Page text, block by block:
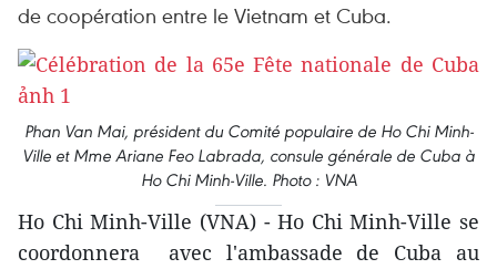
de coopération entre le Vietnam et Cuba.
Phan Van Mai, président du Comité populaire de Ho Chi Minh-
Ville et Mme Ariane Feo Labrada, consule générale de Cuba à
Ho Chi Minh-Ville. Photo : VNA
Ho Chi Minh-Ville (VNA) - Ho Chi Minh-Ville se
coordonnera avec l'ambassade de Cuba au